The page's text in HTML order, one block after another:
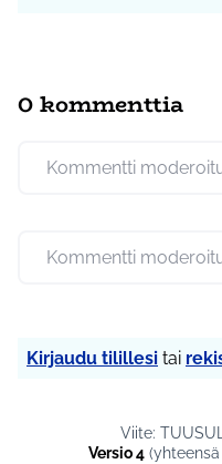
0 kommenttia
Kommentti
Kommentti
Kirjaudu tilillesi tai
Viite:
Versio 4